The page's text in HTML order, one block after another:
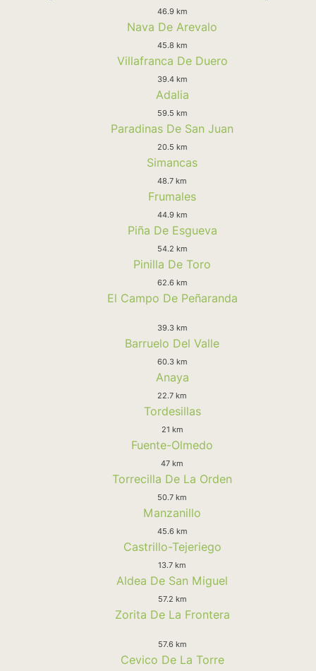
46.9 km
Nava De Arevalo
45.8 km
Villafranca De Duero
39.4 km
Adalia
59.5 km
Paradinas De San Juan
20.5 km
Simancas
48.7 km
Frumales
44.9 km
Piña De Esgueva
54.2 km
Pinilla De Toro
62.6 km
El Campo De Peñaranda
39.3 km
Barruelo Del Valle
60.3 km
Anaya
22.7 km
Tordesillas
21 km
Fuente-Olmedo
47 km
Torrecilla De La Orden
50.7 km
Manzanillo
45.6 km
Castrillo-Tejeriego
13.7 km
Aldea De San Miguel
57.2 km
Zorita De La Frontera
57.6 km
Cevico De La Torre